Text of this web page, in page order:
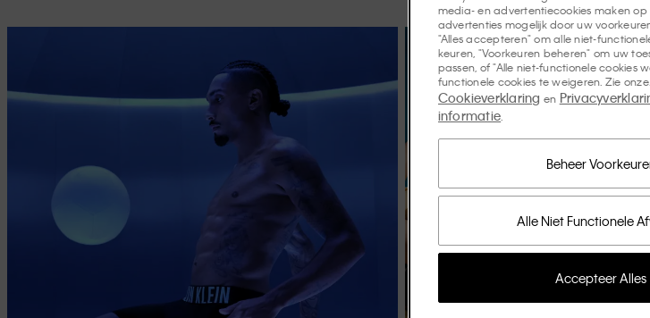
media- en advertentiecookies maken
advertenties mogelijk door uw
"Alles accepteren" om alle niet-
keuren, "Voorkeuren beheren" om uw
passen, of "Alle niet-functionele cookies
functionele cookies te weigeren. Zie
Cookieverklaring en
informatie
Alle Niet Functionele
Beheer
Accepteer Alles